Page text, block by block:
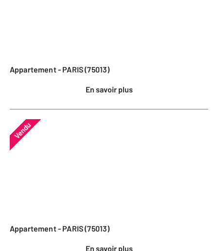
Appartement - PARIS (75013)
En savoir plus
Vendu
Appartement - PARIS (75013)
En savoir plus